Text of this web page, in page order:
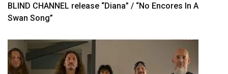
BLIND CHANNEL release “Diana” / “No Encores In A
Swan Song”